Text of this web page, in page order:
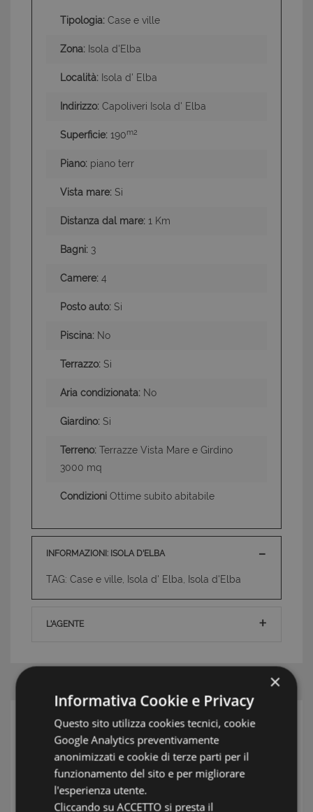
Tipologia: Case e ville
Zona: Isola d'Elba
Località: Isola d' Elba
Indirizzo: Capoliveri Isola d' Elba
Superficie: 190m2
Piano: piano terr
Vista mare: Si
Distanza dal mare: 1 Km
Bagni: 3
Camere: 4
Posto auto: Si
Piscina: No
Terrazzo: Si
Aria condizionata: No
Giardino: Si
Terreno: Terrazze Vista Mare e Girdino
3000 mq
Condizioni Ottime subito abitabile
INFORMAZIONI: ISOLA D'ELBA
TAG: Case e ville, Isola d' Elba, Isola d'Elba
L'AGENTE
RICERCA
×
Informativa Cookie e Privacy
Questo sito utilizza cookies tecnici, cookie
Google Analytics preventivamente
anonimizzati e cookie di terze parti per il
funzionamento del sito e per migliorare
l'esperienza utente.
Cliccando su ACCETTO si presta il